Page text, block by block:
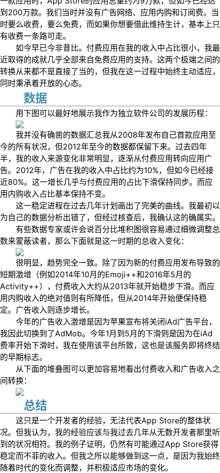
到200万款。我们当时并没有广告网络、应用内购和订阅费。当
时要么收费，要么免费，而如果你想要借此维持生计，基本上只
有收费一条路可走。
如今早已今非昔比。付费应用在我的收入中占比很小，我最
近取得的成就几乎全部来自免费应用的支持。这两个极端之间的
转换从来都不是直接了当的，但我在这一过程中始终主动适应，
同时秉承着开放的心态。
数据
用下图可以最好地展示我作为独立软件公司的发展历程：
我并没有确凿的数据汇总我从2008年发布自己首款应用至
今的所有状况，但2012年至今的数据都保留下来。过去四年
半，我的收入来源变化非常明显，逐渐从付费应用转向应用广
告。2012年，广告在我的收入中占比约为10%，但如今已经接
近80%。这一增长几乎与付费应用的占比下滑保持同步。而应
用内购收入占比基本保持不变。
这一稳定进程在过去几年计划画出了完美的曲线。我最初以
为自己的数据分析出错了，但经过核查后，我确认这的确属实。
有些数据专家或许会说百分比堆积图很容易通过细微调整总
数来蒙蔽读者，那么下面就是这一时期的总收入变化：
很明显，趋势完全一致。除了因为新的付费应用发布导致的
短期激增（例如2014年10月的Emoji++和2016年5月的
Activity++），付费收入大约从2013年就开始稳步下滑。而应
用内购收入的绝对值则有所降低，但从2014年开始便保持稳
定。广告收入则逐步增长。
今年的广告收入激增是因为苹果宣布将关闭iAd广告平台，
我因此切换到了AdMob。今年1月到5月的下滑则是因为在iAd
费率开始下滑时，我在使用该平台所致，这也是该服务即将终结
的早期标志。
从下面的堆叠图可以更加容易地看出付费收入和广告收入之
间转换：
总结
这只是一个开发者的经验，无法代表App Store的整体状
况。但我认为，我的经验应该与我过去几年从无数开发者那里听
到的状况相符。我的例子证明，仍然有可能通过App Store获得
稳定而不菲的收入。但我之所以能够做到这一点，是因为我始终
随着时代的变化而调整，并积极适应市场的变化。